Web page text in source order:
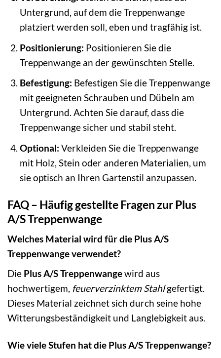
Untergrund, auf dem die Treppenwange
platziert werden soll, eben und tragfähig ist.
Positionierung: Positionieren Sie die
Treppenwange an der gewünschten Stelle.
Befestigung: Befestigen Sie die Treppenwange
mit geeigneten Schrauben und Dübeln am
Untergrund. Achten Sie darauf, dass die
Treppenwange sicher und stabil steht.
Optional: Verkleiden Sie die Treppenwange
mit Holz, Stein oder anderen Materialien, um
sie optisch an Ihren Gartenstil anzupassen.
FAQ – Häufig gestellte Fragen zur Plus
A/S Treppenwange
Welches Material wird für die Plus A/S
Treppenwange verwendet?
Die Plus A/S Treppenwangewird aus
hochwertigem, feuerverzinktem Stahlgefertigt.
Dieses Material zeichnet sich durch seine hohe
Witterungsbeständigkeit und Langlebigkeit aus.
Wie viele Stufen hat die Plus A/S Treppenwange?